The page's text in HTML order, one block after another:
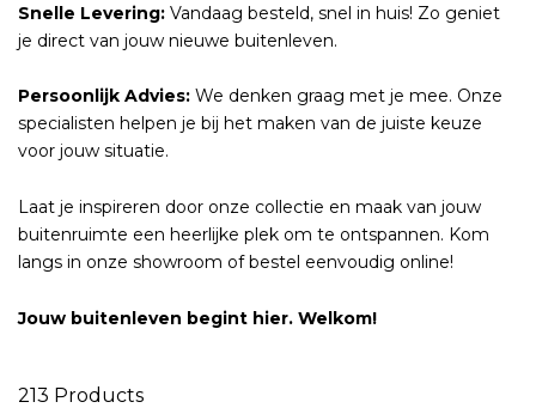
Snelle Levering: Vandaag besteld, snel in huis! Zo geniet
je direct van jouw nieuwe buitenleven.
Persoonlijk Advies: We denken graag met je mee. Onze
specialisten helpen je bij het maken van de juiste keuze
voor jouw situatie.
Laat je inspireren door onze collectie en maak van jouw
buitenruimte een heerlijke plek om te ontspannen. Kom
langs in onze showroom of bestel eenvoudig online!
Jouw buitenleven begint hier. Welkom!
213 Products